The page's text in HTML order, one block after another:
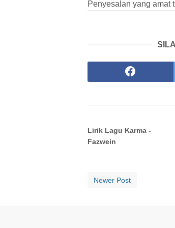
Penyesalan yang amat
Lirik Lagu Karma -
Fazwein
Newer Post